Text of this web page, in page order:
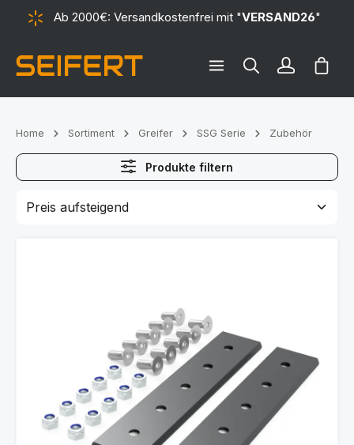
springenAb 2000€: Versandkostenfrei mit "VERSAND26"
Home Sortiment Greifer SSG Serie Zubehör
Produkte filtern